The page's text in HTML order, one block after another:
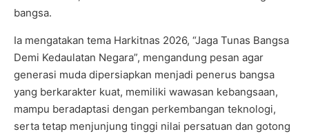
bangsa.
Ia mengatakan tema Harkitnas 2026, “Jaga Tunas Bangsa
Demi Kedaulatan Negara”, mengandung pesan agar
generasi muda dipersiapkan menjadi penerus bangsa
yang berkarakter kuat, memiliki wawasan kebangsaan,
mampu beradaptasi dengan perkembangan teknologi,
serta tetap menjunjung tinggi nilai persatuan dan gotong